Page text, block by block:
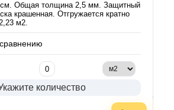
Общая толщина 2,5 мм. Защитный
крашенная. Отгружается кратно
м2.
количество